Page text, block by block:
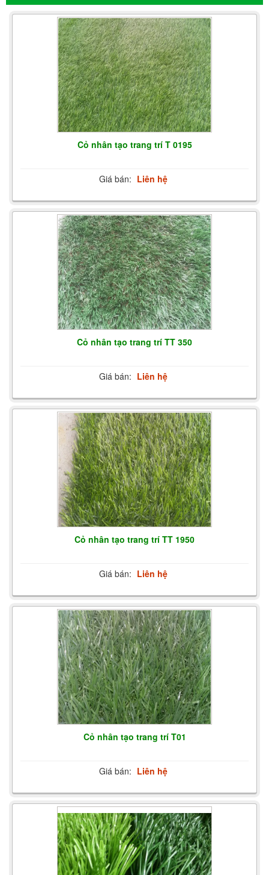
Cỏ nhân tạo trang trí T 0195
Giá bán: Liên hệ
Cỏ nhân tạo trang trí TT 350
Giá bán: Liên hệ
Cỏ nhân tạo trang trí TT 1950
Giá bán: Liên hệ
Cỏ nhân tạo trang trí T01
Giá bán: Liên hệ